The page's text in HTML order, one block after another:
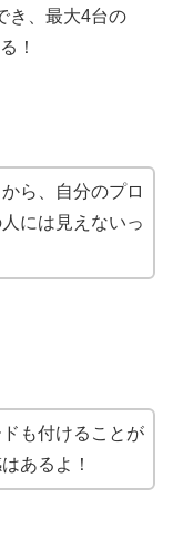
き、最大4台の
！
ら、自分のプロ
には見えないっ
も付けることが
あるよ！